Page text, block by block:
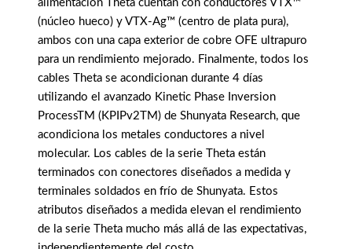
alimentación Theta cuentan con conductores VTX™
(núcleo hueco) y VTX-Ag™ (centro de plata pura),
ambos con una capa exterior de cobre OFE ultrapuro
para un rendimiento mejorado. Finalmente, todos los
cables Theta se acondicionan durante 4 días
utilizando el avanzado Kinetic Phase Inversion
ProcessTM (KPIPv2TM) de Shunyata Research, que
acondiciona los metales conductores a nivel
molecular. Los cables de la serie Theta están
terminados con conectores diseñados a medida y
terminales soldados en frío de Shunyata. Estos
atributos diseñados a medida elevan el rendimiento
de la serie Theta mucho más allá de las expectativas,